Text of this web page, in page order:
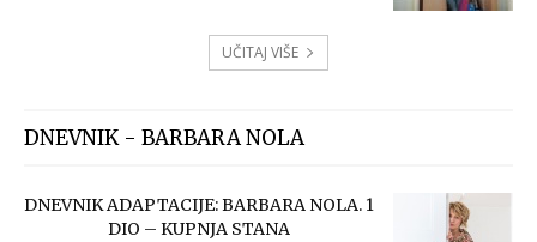
UČITAJ VIŠE
DNEVNIK - BARBARA NOLA
DNEVNIK ADAPTACIJE: BARBARA NOLA. 1
DIO – KUPNJA STANA